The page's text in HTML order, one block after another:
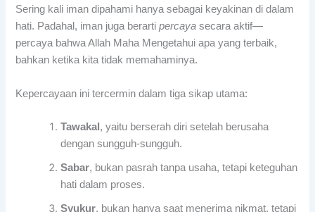
Sering kali iman dipahami hanya sebagai keyakinan di dalam
hati. Padahal, iman juga berartipercaya secara aktif—
percaya bahwa Allah Maha Mengetahui apa yang terbaik,
bahkan ketika kita tidak memahaminya.
Kepercayaan ini tercermin dalam tiga sikap utama:
Tawakal , yaitu berserah diri setelah berusaha
dengan sungguh-sungguh.
Sabar, bukan pasrah tanpa usaha, tetapi keteguhan
hati dalam proses.
Syukur, bukan hanya saat menerima nikmat, tetapi